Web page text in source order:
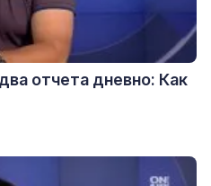
отчета дневно: Как